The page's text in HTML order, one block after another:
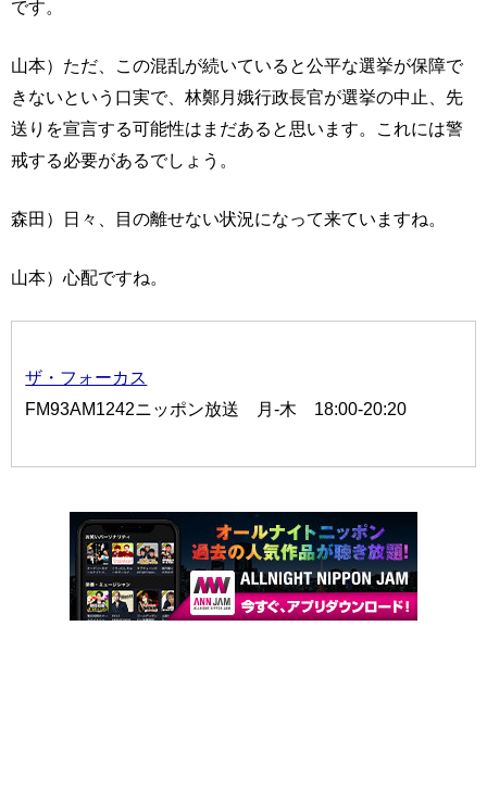
です。
山本）ただ、この混乱が続いていると公平な選挙が保障で
きないという口実で、林鄭月娥行政長官が選挙の中止、先
送りを宣言する可能性はまだあると思います。これには警
戒する必要があるでしょう。
森田）日々、目の離せない状況になって来ていますね。
山本）心配ですね。
ザ・フォーカス
FM93AM1242ニッポン放送 月-木 18:00-20:20